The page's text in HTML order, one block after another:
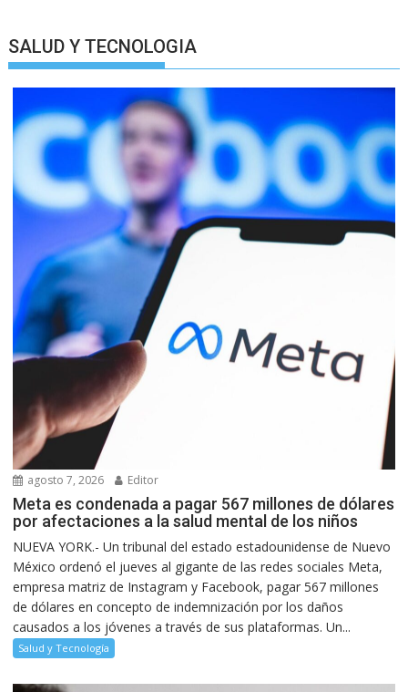
SALUD Y TECNOLOGIA
agosto 7, 2026 Editor
Meta es condenada a pagar 567 millones de dólares
por afectaciones a la salud mental de los niños
NUEVA YORK.- Un tribunal del estado estadounidense de Nuevo
México ordenó el jueves al gigante de las redes sociales Meta,
empresa matriz de Instagram y Facebook, pagar 567 millones
de dólares en concepto de indemnización por los daños
causados a los jóvenes a través de sus plataformas. Un...
Salud y Tecnología